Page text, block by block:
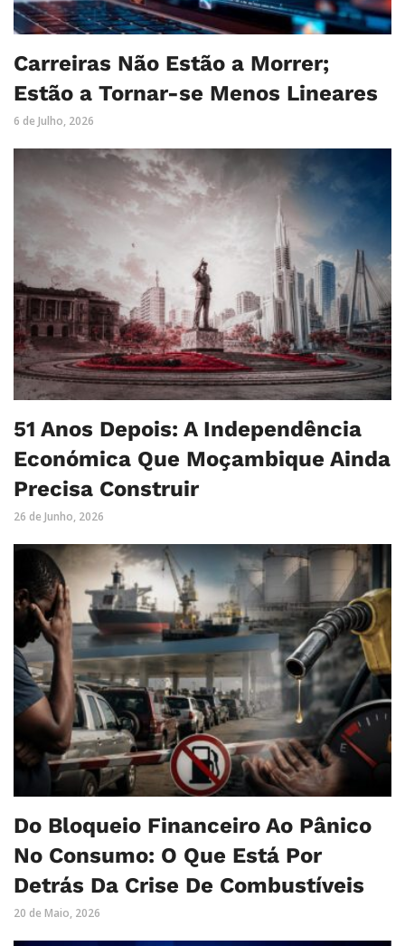
Carreiras Não Estão a Morrer;
Estão a Tornar-se Menos Lineares
6 de Julho, 2026
51 Anos Depois: A Independência
Económica Que Moçambique Ainda
Precisa Construir
26 de Junho, 2026
Do Bloqueio Financeiro Ao Pânico
No Consumo: O Que Está Por
Detrás Da Crise De Combustíveis
20 de Maio, 2026